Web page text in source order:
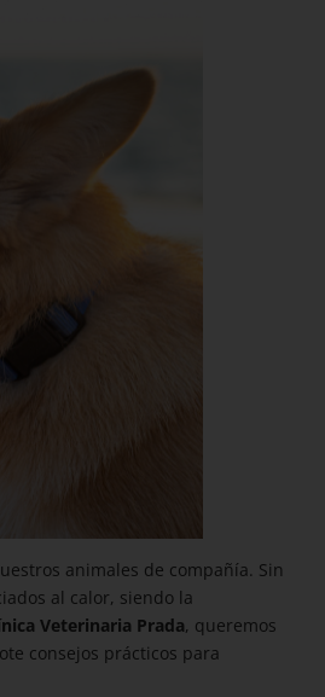
animales de compañía. Sin
al calor, siendo la
Veterinaria Prada, queremos
consejos prácticos para